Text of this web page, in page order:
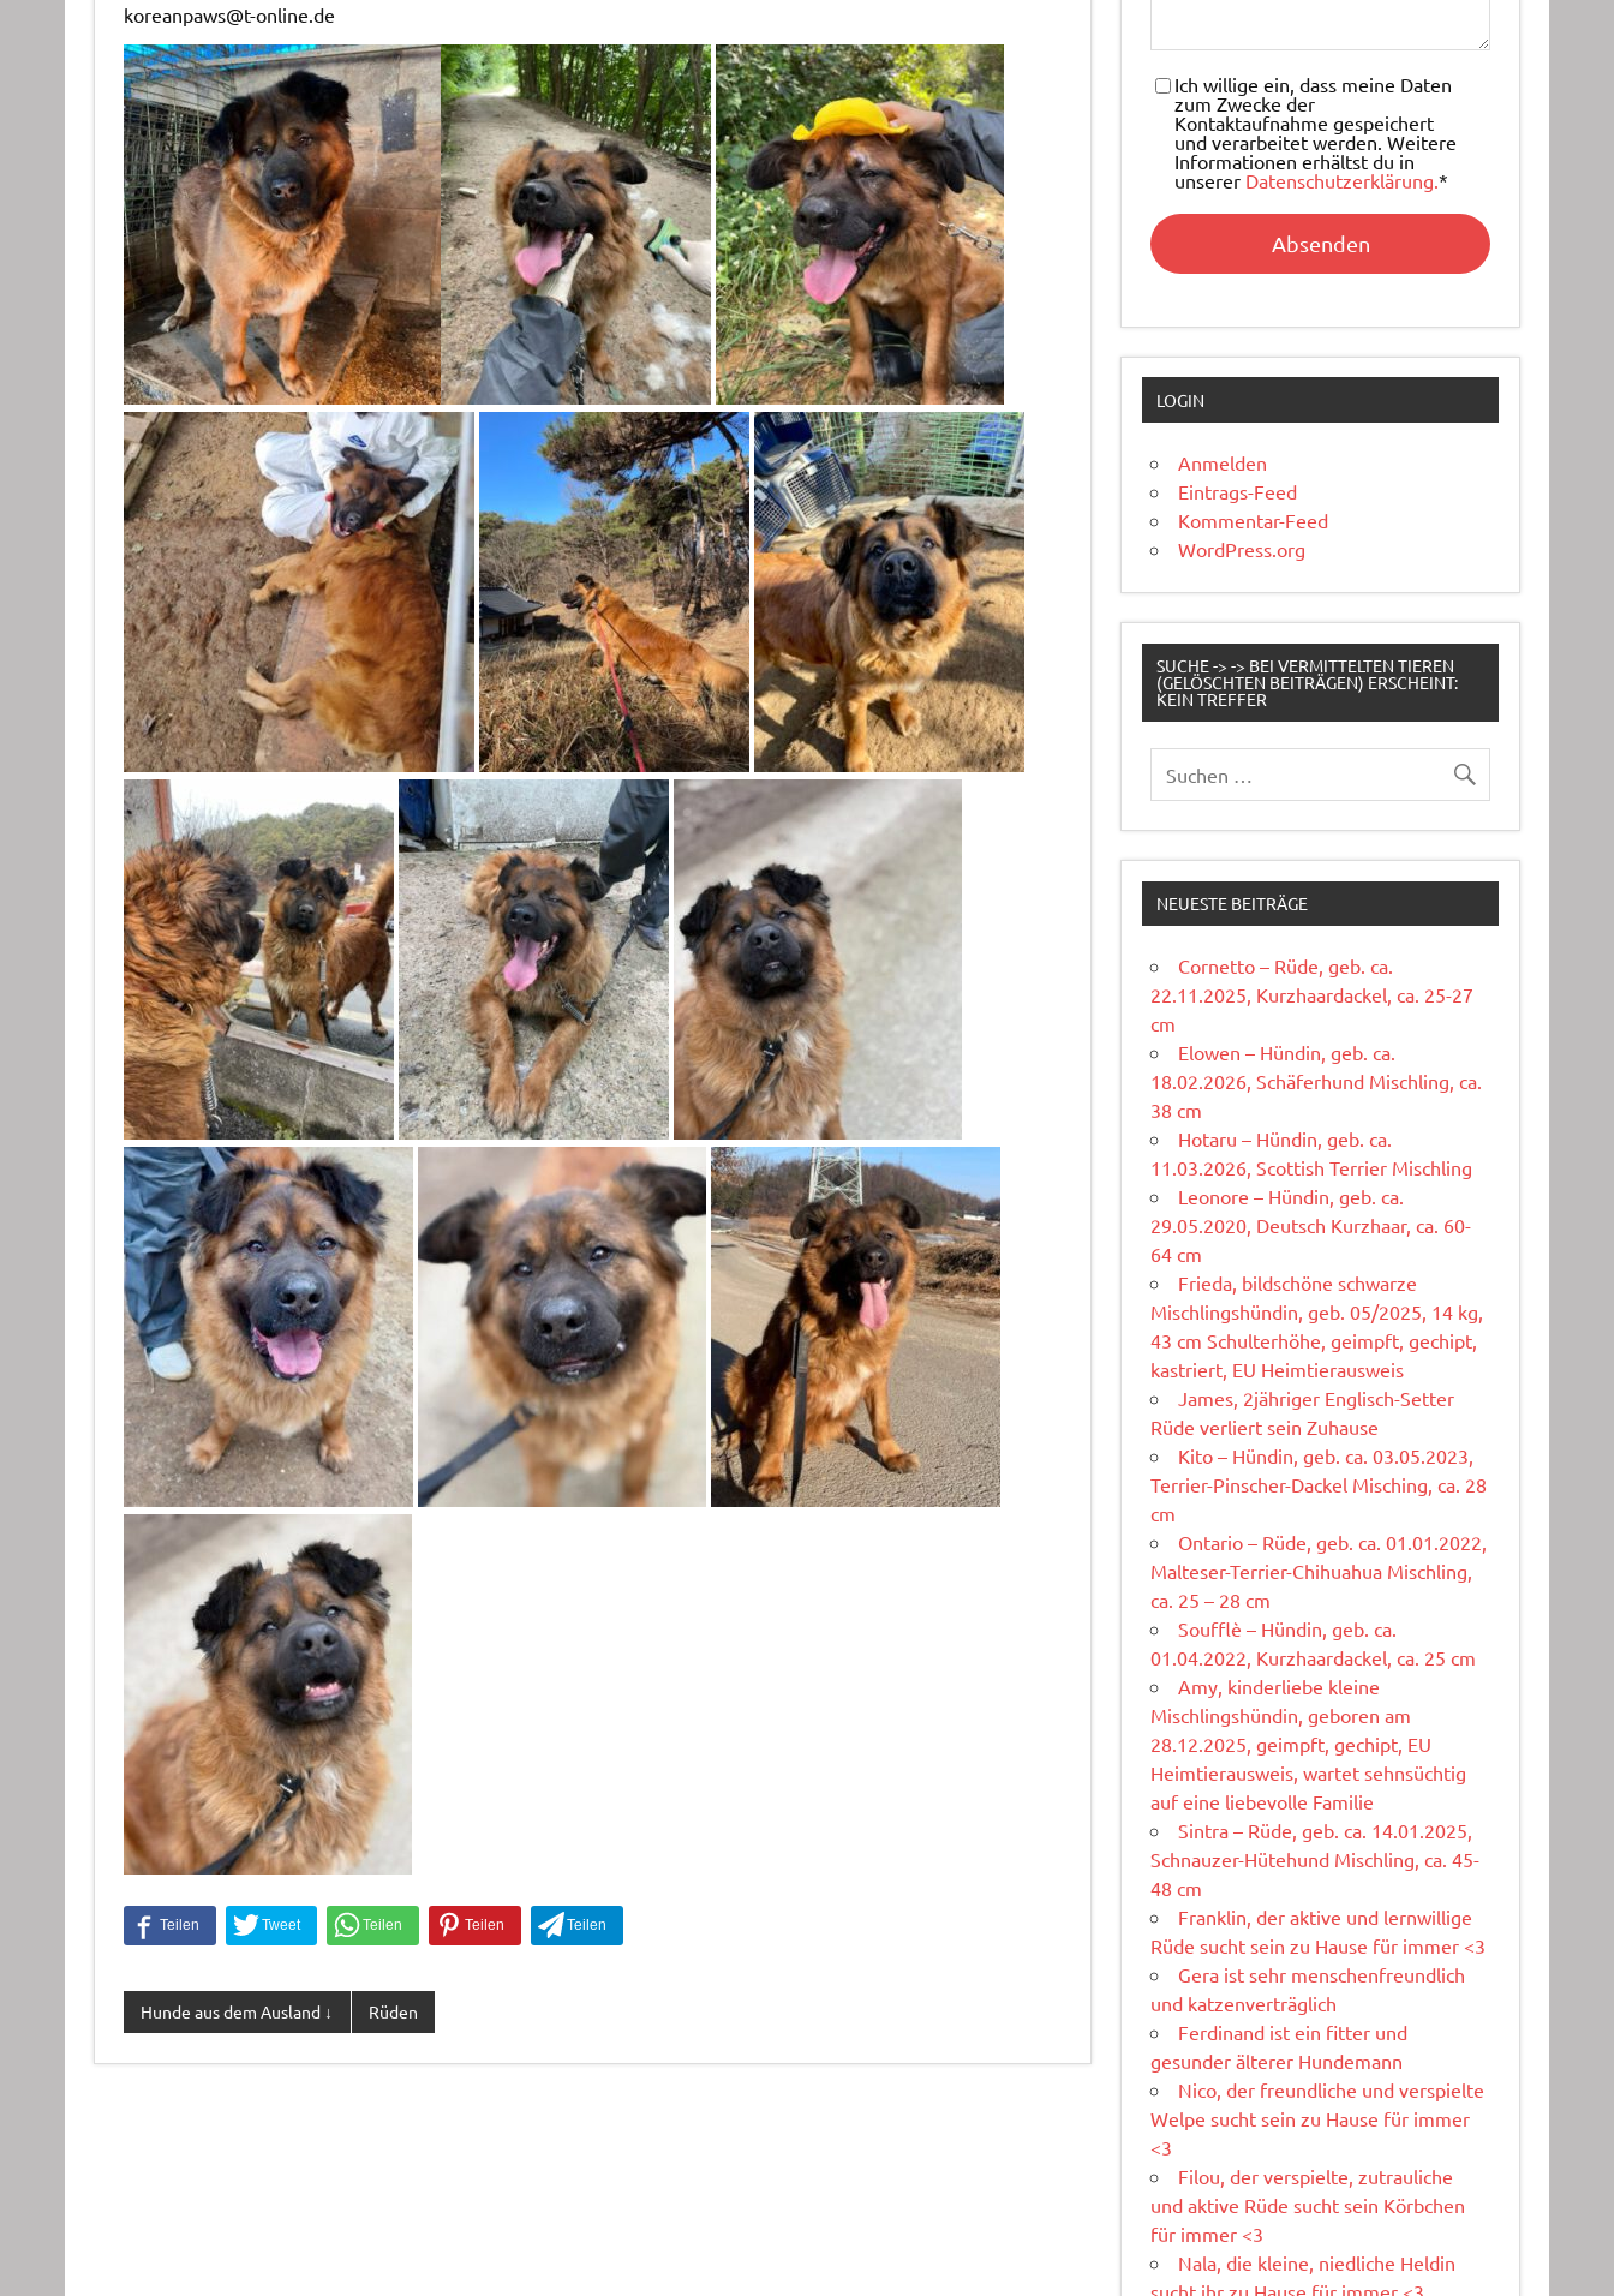
koreanpaws@t-online.de
Hunde aus dem Ausland ↓ Rüden
Ich willige ein, dass meine Daten
zum Zwecke der
Kontaktaufnahme gespeichert
und verarbeitet werden. Weitere
Informationen erhältst du in
unserer Datenschutzerklärung.*
LOGIN
Anmelden
Eintrags-Feed
Kommentar-Feed
WordPress.org
SUCHE -> -> BEI VERMITTELTEN TIEREN
(GELÖSCHTEN BEITRÄGEN) ERSCHEINT:
KEIN TREFFER
NEUESTE BEITRÄGE
Cornetto – Rüde, geb. ca.
22.11.2025, Kurzhaardackel, ca. 25-27
cm
Elowen – Hündin, geb. ca.
18.02.2026, Schäferhund Mischling, ca.
38 cm
Hotaru – Hündin, geb. ca.
11.03.2026, Scottish Terrier Mischling
Leonore – Hündin, geb. ca.
29.05.2020, Deutsch Kurzhaar, ca. 60-
64 cm
Frieda, bildschöne schwarze
Mischlingshündin, geb. 05/2025, 14 kg,
43 cm Schulterhöhe, geimpft, gechipt,
kastriert, EU Heimtierausweis
James, 2jähriger Englisch-Setter
Rüde verliert sein Zuhause
Kito – Hündin, geb. ca. 03.05.2023,
Terrier-Pinscher-Dackel Misching, ca. 28
cm
Ontario – Rüde, geb. ca. 01.01.2022,
Malteser-Terrier-Chihuahua Mischling,
ca. 25 – 28 cm
Soufflè – Hündin, geb. ca.
01.04.2022, Kurzhaardackel, ca. 25 cm
Amy, kinderliebe kleine
Mischlingshündin, geboren am
28.12.2025, geimpft, gechipt, EU
Heimtierausweis, wartet sehnsüchtig
auf eine liebevolle Familie
Sintra – Rüde, geb. ca. 14.01.2025,
Schnauzer-Hütehund Mischling, ca. 45-
48 cm
Franklin, der aktive und lernwillige
Rüde sucht sein zu Hause für immer <3
Gera ist sehr menschenfreundlich
und katzenverträglich
Ferdinand ist ein fitter und
gesunder älterer Hundemann
Nico, der freundliche und verspielte
Welpe sucht sein zu Hause für immer
<3
Filou, der verspielte, zutrauliche
und aktive Rüde sucht sein Körbchen
für immer <3
Nala, die kleine, niedliche Heldin